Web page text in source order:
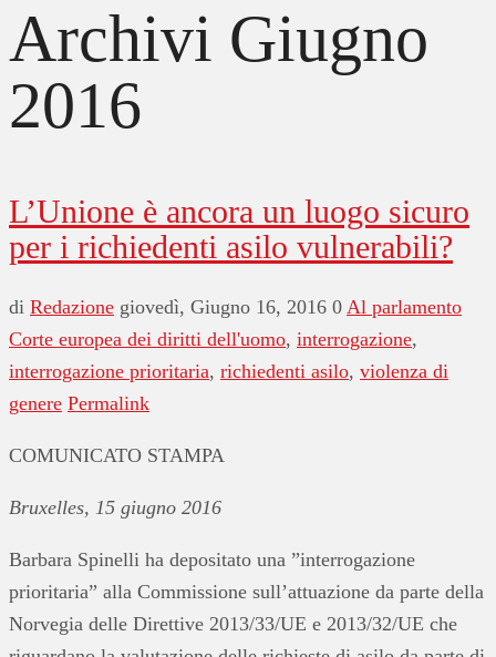
Archivi Giugno
2016
L’Unione è ancora un luogo sicuro
per i richiedenti asilo vulnerabili?
di Redazione giovedì, Giugno 16, 2016 0 Al parlamento
Corte europea dei diritti dell'uomo, interrogazione,
interrogazione prioritaria, richiedenti asilo, violenza di
genere Permalink
COMUNICATO STAMPA
Bruxelles, 15 giugno 2016
Barbara Spinelli ha depositato una ”interrogazione
prioritaria” alla Commissione sull’attuazione da parte della
Norvegia delle Direttive 2013/33/UE e 2013/32/UE che